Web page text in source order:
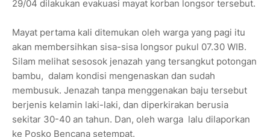
29/04 dilakukan evakuasi mayat korban longsor tersebut.
Mayat pertama kali ditemukan oleh warga yang pagi itu
akan membersihkan sisa-sisa longsor pukul 07.30 WIB.
Silam melihat sesosok jenazah yang tersangkut potongan
bambu, dalam kondisi mengenaskan dan sudah
membusuk. Jenazah tanpa menggenakan baju tersebut
berjenis kelamin laki-laki, dan diperkirakan berusia
sekitar 30-40 an tahun. Dan, oleh warga lalu dilaporkan
ke Posko Bencana setempat.